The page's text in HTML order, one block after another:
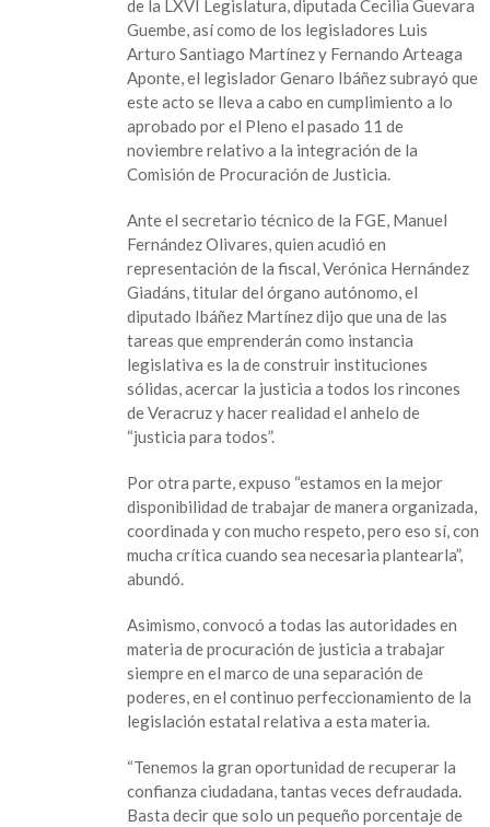
de la LXVI Legislatura, diputada Cecilia Guevara
Guembe, así como de los legisladores Luis
Arturo Santiago Martínez y Fernando Arteaga
Aponte, el legislador Genaro Ibáñez subrayó que
este acto se lleva a cabo en cumplimiento a lo
aprobado por el Pleno el pasado 11 de
noviembre relativo a la integración de la
Comisión de Procuración de Justicia.
Ante el secretario técnico de la FGE, Manuel
Fernández Olivares, quien acudió en
representación de la fiscal, Verónica Hernández
Giadáns, titular del órgano autónomo, el
diputado Ibáñez Martínez dijo que una de las
tareas que emprenderán como instancia
legislativa es la de construir instituciones
sólidas, acercar la justicia a todos los rincones
de Veracruz y hacer realidad el anhelo de
“justicia para todos”.
Por otra parte, expuso “estamos en la mejor
disponibilidad de trabajar de manera organizada,
coordinada y con mucho respeto, pero eso sí, con
mucha crítica cuando sea necesaria plantearla”,
abundó.
Asimismo, convocó a todas las autoridades en
materia de procuración de justicia a trabajar
siempre en el marco de una separación de
poderes, en el continuo perfeccionamiento de la
legislación estatal relativa a esta materia.
“Tenemos la gran oportunidad de recuperar la
confianza ciudadana, tantas veces defraudada.
Basta decir que solo un pequeño porcentaje de